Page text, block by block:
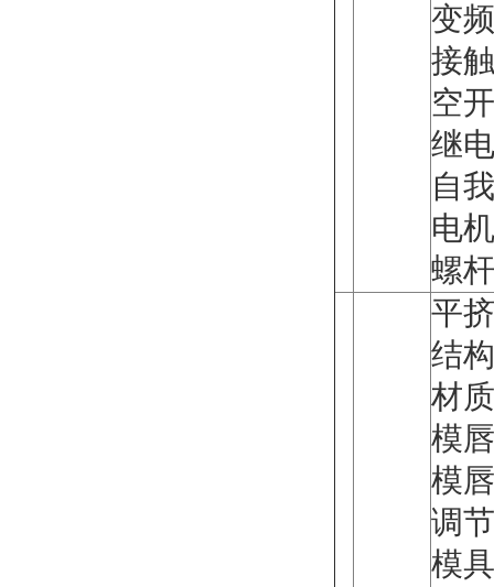
变
接
空
继
自
电
螺
平
结
材
模
模
调节
模